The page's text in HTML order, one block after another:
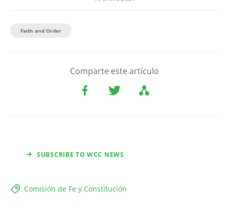
Faith and Order
Comparte este artículo
SUBSCRIBE TO WCC NEWS
Comisión de Fe y Constitución